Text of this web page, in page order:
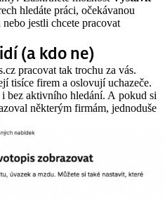
hledáte práci, očekávanou
jestli chcete pracovat
(a kdo ne)
pracovat tak trochu za vás.
tisíce firem a oslovují uchazeče.
bez aktivního hledání. A pokud si
některým firmám, jednoduše